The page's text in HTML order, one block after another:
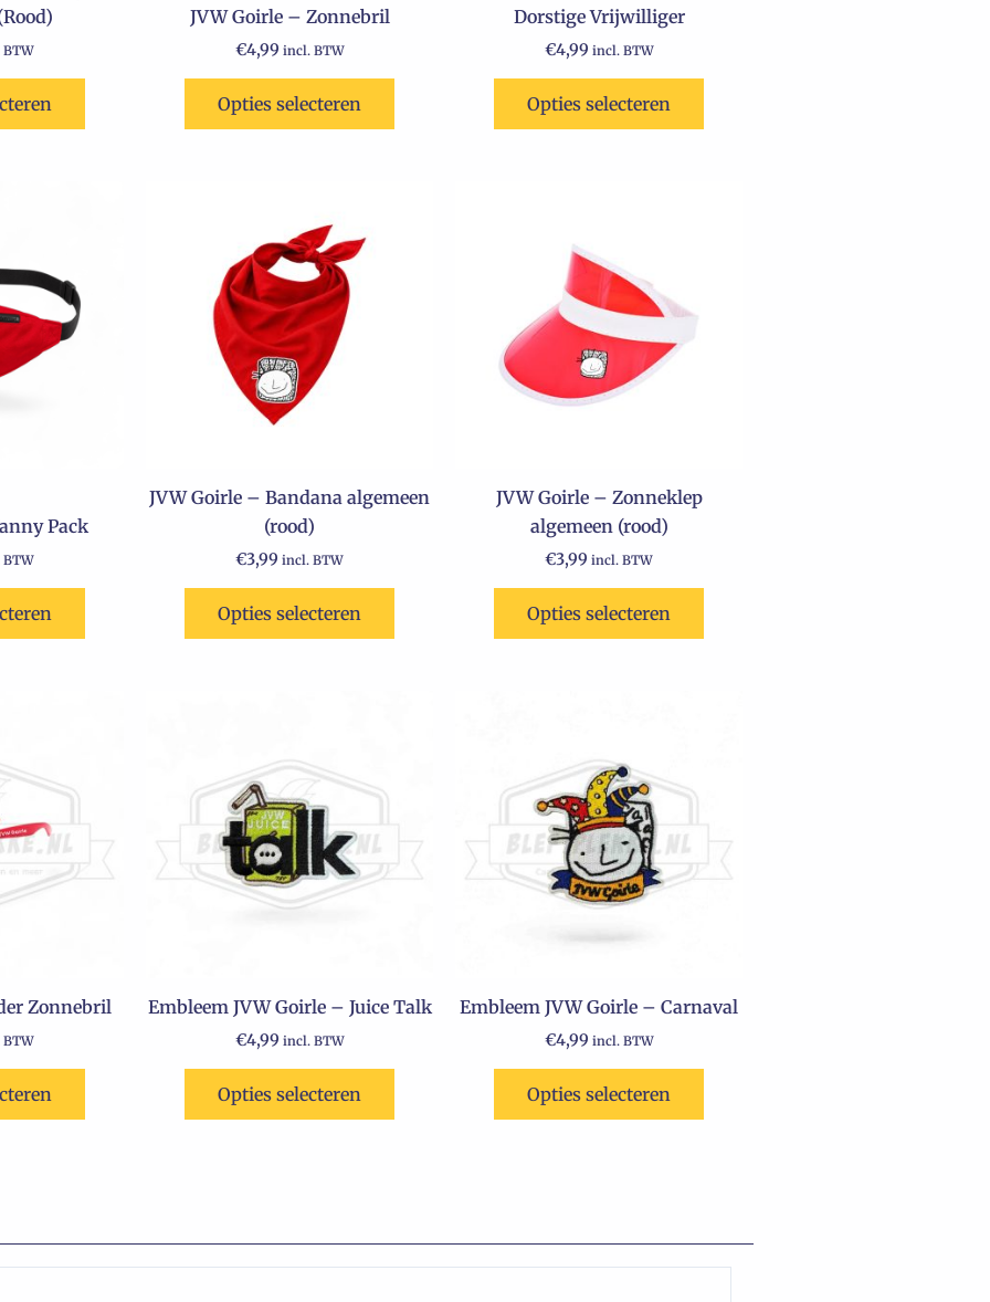
JVW Goirle – Zonnebril
€4,99 incl. BTW
Opties selecteren
Dorstige Vrijwilliger
€4,99 incl. BTW
Opties selecteren
Pack
JVW Goirle – Bandana algemeen
(rood)
€3,99 incl. BTW
Opties selecteren
JVW Goirle – Zonneklep
algemeen (rood)
€3,99 incl. BTW
Opties selecteren
Zonnebril Embleem JVW Goirle – Juice Talk
€4,99 incl. BTW
Opties selecteren
Embleem JVW Goirle – Carnaval
€4,99 incl. BTW
Opties selecteren